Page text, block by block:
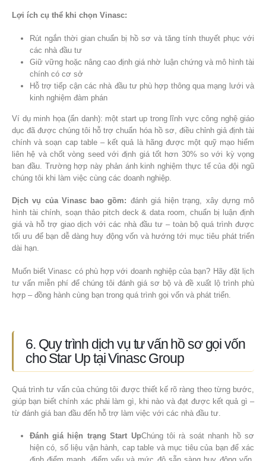
Lợi ích cụ thể khi chọn Vinasc:
Rút ngắn thời gian chuẩn bị hồ sơ và tăng tính thuyết phục với
các nhà đầu tư
Giữ vững hoặc nâng cao định giá nhờ luận chứng và mô hình tài
chính có cơ sở
Hỗ trợ tiếp cận các nhà đầu tư phù hợp thông qua mạng lưới và
kinh nghiệm đàm phán
Ví dụ minh họa (ẩn danh): một start up trong lĩnh vực công nghệ giáo
dục đã được chúng tôi hỗ trợ chuẩn hóa hồ sơ, điều chỉnh giả định tài
chính và soạn cap table – kết quả là hãng được một quỹ mạo hiểm
liên hệ và chốt vòng seed với định giá tốt hơn 30% so với kỳ vọng
ban đầu. Trường hợp này phản ánh kinh nghiệm thực tế của đội ngũ
chúng tôi khi làm việc cùng các doanh nghiệp.
Dịch vụ của Vinasc bao gồm: đánh giá hiện trạng, xây dựng mô
hình tài chính, soạn thảo pitch deck & data room, chuẩn bị luận định
giá và hỗ trợ giao dịch với các nhà đầu tư – toàn bộ quá trình được
tối ưu để bạn dễ dàng huy động vốn và hướng tới mục tiêu phát triển
dài hạn.
Muốn biết Vinasc có phù hợp với doanh nghiệp của bạn? Hãy đặt lịch
tư vấn miễn phí để chúng tôi đánh giá sơ bộ và đề xuất lộ trình phù
hợp – đồng hành cùng bạn trong quá trình gọi vốn và phát triển.
6. Quy trình dịch vụ tư vấn hồ sơ gọi vốn
cho Star Up tại Vinasc Group
Quá trình tư vấn của chúng tôi được thiết kế rõ ràng theo từng bước,
giúp bạn biết chính xác phải làm gì, khi nào và đạt được kết quả gì –
từ đánh giá ban đầu đến hỗ trợ làm việc với các nhà đầu tư.
Đánh giá hiện trạng Start UpChúng tôi rà soát nhanh hồ sơ
hiện có, số liệu vận hành, cap table và mục tiêu của bạn để xác